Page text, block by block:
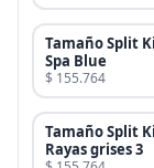
Tamaño Split
Spa Blue
$ 155.764
Tamaño Split
Rayas grises 3